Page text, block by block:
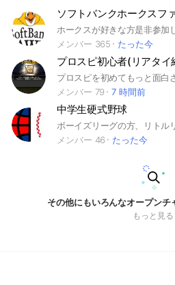
ソフトバンクホークスフ
メンバー 365
たった今
メンバー 79
7 時間前
中学生硬式野球
メンバー 46
たった今
その他にもいろんなオープンチ
もっと見る